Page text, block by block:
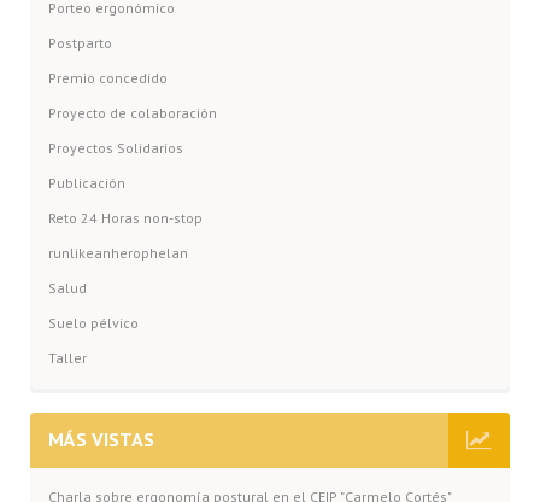
Porteo ergonómico
Postparto
Premio concedido
Proyecto de colaboración
Proyectos Solidarios
Publicación
Reto 24 Horas non-stop
runlikeanherophelan
Salud
Suelo pélvico
Taller
MÁS VISTAS
Charla sobre ergonomía postural en el CEIP "Carmelo Cortés"